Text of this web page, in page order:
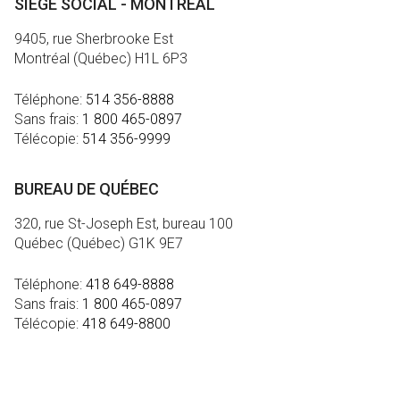
SIÈGE SOCIAL - MONTRÉAL
9405, rue Sherbrooke Est
Montréal (Québec) H1L 6P3
Téléphone: 514 356-8888
Sans frais: 1 800 465-0897
Télécopie: 514 356-9999
BUREAU DE QUÉBEC
320, rue St-Joseph Est, bureau 100
Québec (Québec) G1K 9E7
Téléphone: 418 649-8888
Sans frais: 1 800 465-0897
Télécopie: 418 649-8800